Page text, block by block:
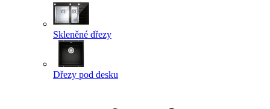
Skleněné dřezy
Dřezy pod desku